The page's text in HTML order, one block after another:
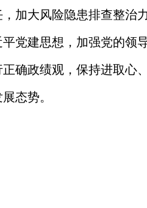
加大风险隐患排查整治
党建思想， 加强党的领
确政绩观， 保持进取心、
态势。